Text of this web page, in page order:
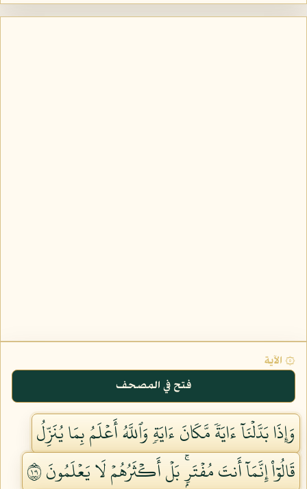
۞ الآية
فتح في المصحف
وَإِذَا بَدَّلۡنَآ ءَايَةٗ مَّكَانَ ءَايَةٖ وَٱللَّهُ أَعۡلَمُ بِمَا يُنَزِّلُ
قَالُوٓاْ إِنَّمَآ أَنتَ مُفۡتَرِۭۚ بَلۡ أَكۡثَرُهُمۡ لَا يَعۡلَمُونَ ١٠١